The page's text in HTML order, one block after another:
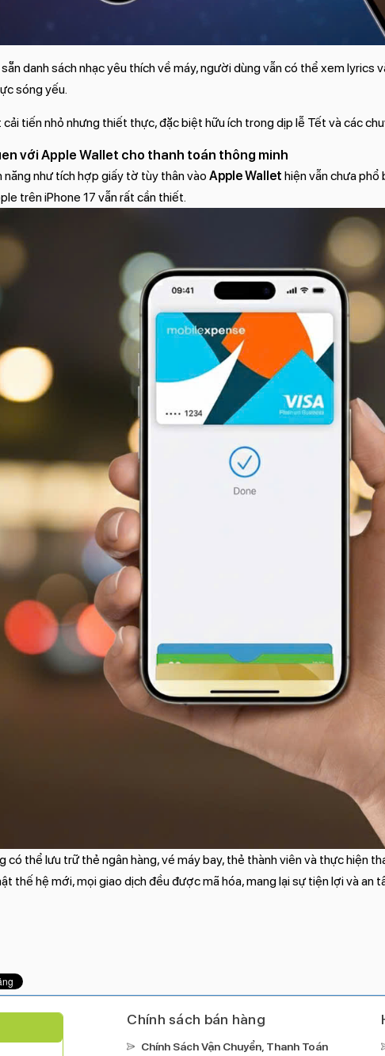
danh sách nhạc yêu thích về máy, người dùng vẫn có thể xem lyrics
sóng yếu.
tiến nhỏ nhưng thiết thực, đặc biệt hữu ích trong dịp lễ Tết và các
với Apple Wallet cho thanh toán thông minh
năng như tích hợp giấy tờ tùy thân vàoApple Wallet hiện vẫn chưa
trên iPhone 17 vẫn rất cần thiết.
có thể lưu trữ thẻ ngân hàng, vé máy bay, thẻ thành viên và thực hiện
thế hệ mới, mọi giao dịch đều được mã hóa, mang lại sự tiện lợi và an
Chính sách bán hàng
Chính Sách Vận Chuyển, Thanh Toán